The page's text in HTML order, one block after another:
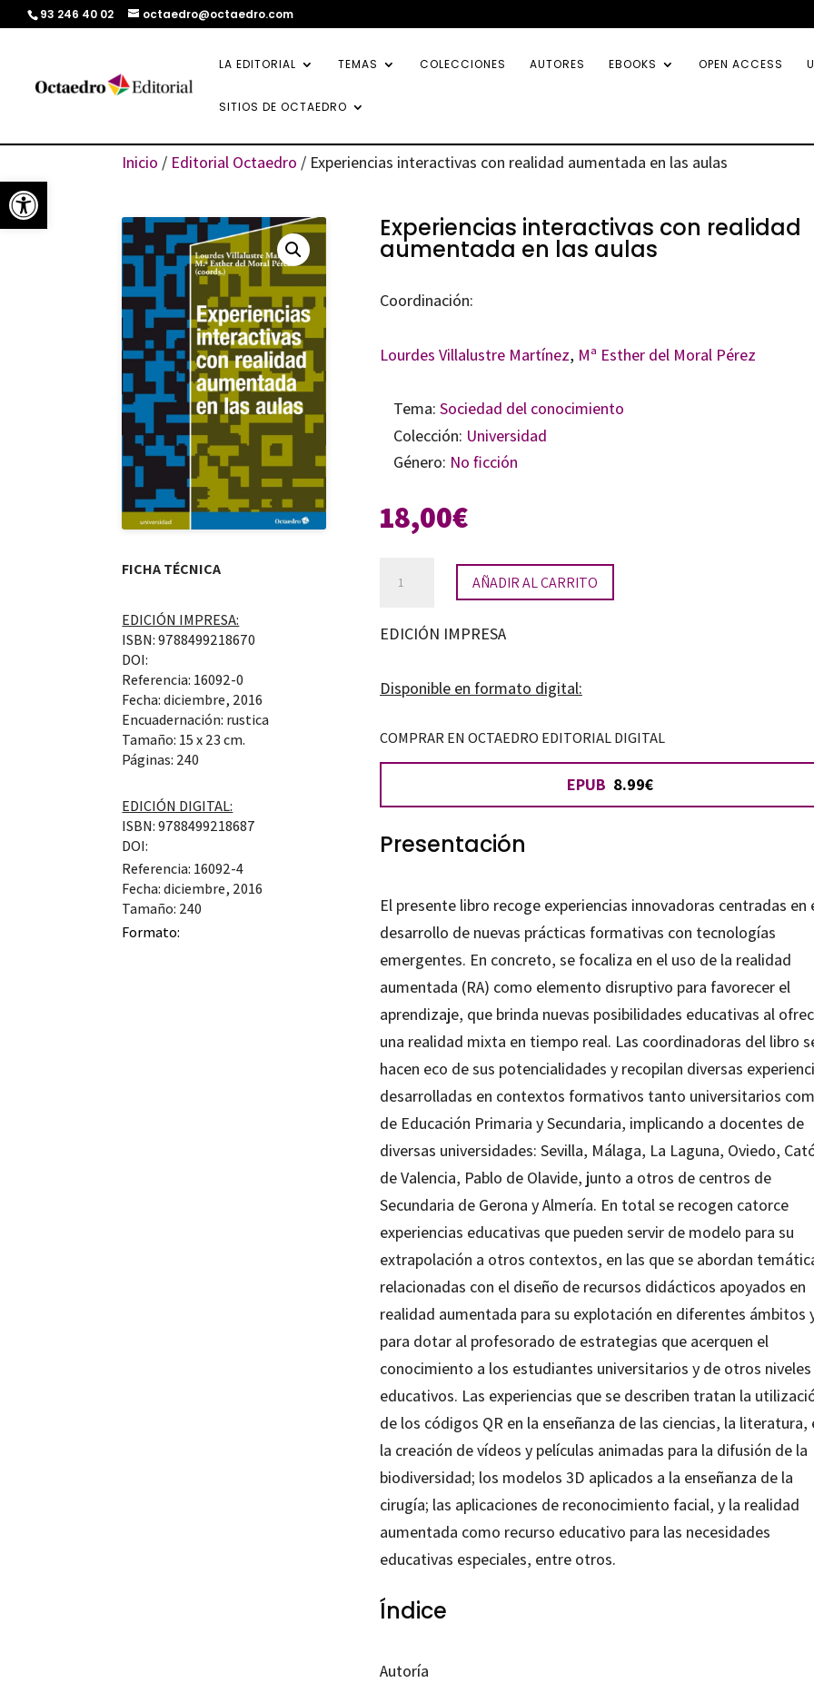
Abrir barra de herramientas
93 246 40 02 octaedro@octaedro.com
LA EDITORIAL TEMAS COLECCIONES AUTORES EBOOKS OPEN ACCESS
SITIOS DE OCTAEDRO
Inicio / Editorial Octaedro / Experiencias interactivas con realidad aumentada en las aulas
FICHA TÉCNICA
EDICIÓN IMPRESA:
ISBN: 9788499218670
DOI:
Referencia: 16092-0
Fecha: diciembre, 2016
Encuadernación: rustica
Tamaño: 15 x 23 cm.
Páginas: 240
EDICIÓN DIGITAL:
ISBN: 9788499218687
DOI:
Referencia: 16092-4
Fecha: diciembre, 2016
Tamaño: 240
Formato:
Experiencias interactivas con realidad
aumentada en las aulas
Coordinación:
Lourdes Villalustre Martínez, Mª Esther del Moral Pérez
Tema: Sociedad del conocimiento
Colección: Universidad
Género: No ficción
18,00€
Experiencias
interactivas
con
aumentada
las
aulas
AÑADIR AL CARRITO
EDICIÓN IMPRESA
Disponible en formato digital:
COMPRAR EN OCTAEDRO EDITORIAL DIGITAL
EPUB 8.99€
Presentación
El presente libro recoge experiencias innovadoras centradas en
desarrollo de nuevas prácticas formativas con tecnologías
emergentes. En concreto, se focaliza en el uso de la realidad
aumentada (RA) como elemento disruptivo para favorecer el
aprendizaje, que brinda nuevas posibilidades educativas al
una realidad mixta en tiempo real. Las coordinadoras del libro
hacen eco de sus potencialidades y recopilan diversas
desarrolladas en contextos formativos tanto universitarios
de Educación Primaria y Secundaria, implicando a docentes de
diversas universidades: Sevilla, Málaga, La Laguna, Oviedo,
de Valencia, Pablo de Olavide, junto a otros de centros de
Secundaria de Gerona y Almería. En total se recogen catorce
experiencias educativas que pueden servir de modelo para su
extrapolación a otros contextos, en las que se abordan
relacionadas con el diseño de recursos didácticos apoyados en
realidad aumentada para su explotación en diferentes ámbitos
para dotar al profesorado de estrategias que acerquen el
conocimiento a los estudiantes universitarios y de otros niveles
educativos. Las experiencias que se describen tratan la
de los códigos QR en la enseñanza de las ciencias, la literatura,
la creación de vídeos y películas animadas para la difusión de la
biodiversidad; los modelos 3D aplicados a la enseñanza de la
cirugía; las aplicaciones de reconocimiento facial, y la realidad
aumentada como recurso educativo para las necesidades
educativas especiales, entre otros.
Índice
Autoría